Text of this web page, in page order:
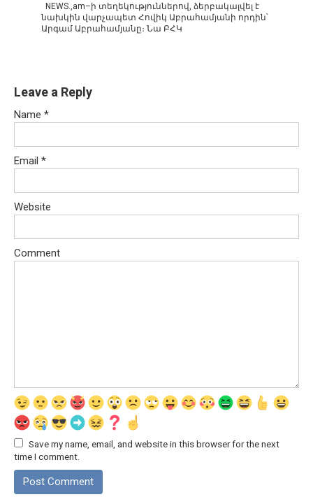
NEWS.,am–ի տեղեկություններով, ձերբակալվել է
նախկին վարչապետ Հովիկ Աբրահամյանի որդին՝
Արգամ Աբրահամյանը։ Նա ԲՀԿ
Leave a Reply
Name *
Email *
Website
Comment
Save my name, email, and website in this browser for the next
time I comment.